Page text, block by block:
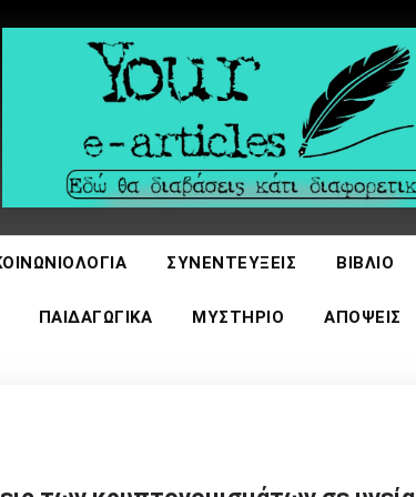
ΣΥΝΕΝΤΕΎΞΕΙΣ ΒΙΒΛΊΟ
ΠΑΙΔΑΓΩΓΙΚΆ ΜΥΣΤΉΡΙΟ ΑΠΌΨΕΙΣ